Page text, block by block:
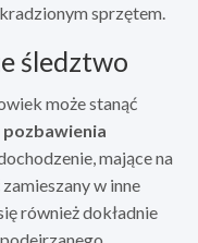
sprzętem.
śledztwo
może stanąć
pozbawienia
mające na
w inne
również dokładnie